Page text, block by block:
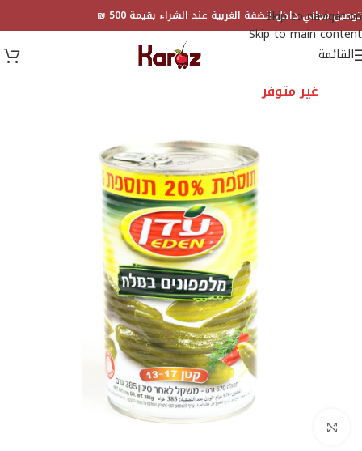
Skip to navigation
Skip to main content
توصيل مجاني داخل الضفة الغربية عند الشراء بقيمة 500 ₪
القائمة
غير متوفر